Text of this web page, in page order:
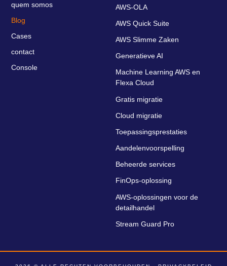
quem somos
Blog
Cases
contact
Console
AWS-OLA
AWS Quick Suite
AWS Slimme Zaken
Generatieve AI
Machine Learning AWS en
Flexa Cloud
Gratis migratie
Cloud migratie
Toepassingsprestaties
Aandelenvoorspelling
Beheerde services
FinOps-oplossing
AWS-oplossingen voor de
detailhandel
Stream Guard Pro